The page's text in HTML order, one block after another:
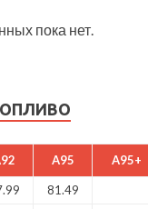
пока нет.
A95 A95+
81.49